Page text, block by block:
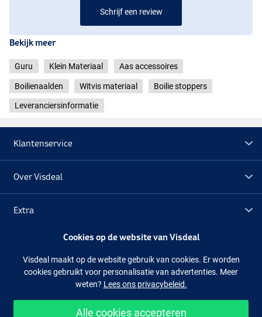
Schrijf een review
Bekijk meer
Guru Klein Materiaal Aas accessoires
Boilienaalden Witvis materiaal Boilie stoppers
Leveranciersinformatie
Klantenservice
Over Visdeal
Extra
Facebook Instagram
Cookies op de website van Visdeal
Visdeal maakt op de website gebruik van cookies. Er worden
cookies gebruikt voor personalisatie van advertenties. Meer
weten? Lees ons privacybeleid.
Alle cookies accepteren